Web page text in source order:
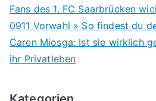
Fans des 1. FC Saarbrücken
0911 Vorwahl » So findest du
Caren Miosga: Ist sie wirklich
ihr Privatleben